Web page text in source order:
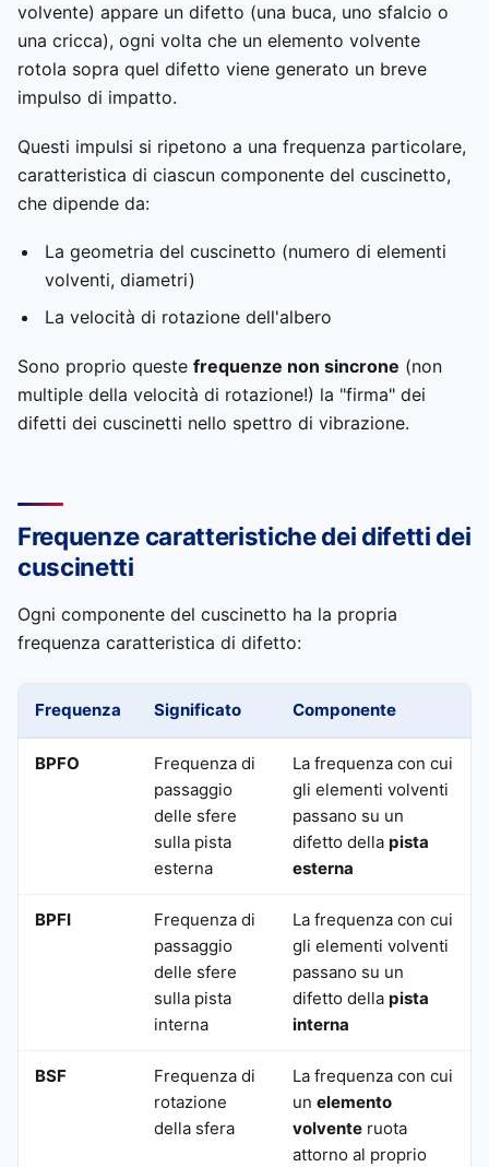
volvente) appare un difetto (una buca, uno sfalcio o
una cricca), ogni volta che un elemento volvente
rotola sopra quel difetto viene generato un breve
impulso di impatto.
Questi impulsi si ripetono a una frequenza particolare,
caratteristica di ciascun componente del cuscinetto,
che dipende da:
La geometria del cuscinetto (numero di elementi
volventi, diametri)
La velocità di rotazione dell'albero
Sono proprio queste frequenze non sincrone (non
multiple della velocità di rotazione!) la "firma" dei
difetti dei cuscinetti nello spettro di vibrazione.
Frequenze caratteristiche dei difetti dei
cuscinetti
Ogni componente del cuscinetto ha la propria
frequenza caratteristica di difetto:
Frequenza Significato Componente
BPFO
Frequenza di
passaggio
delle sfere
sulla pista
esterna
La frequenza con cui
gli elementi volventi
passano su un
difetto della pista
esterna
BPFI
Frequenza di
passaggio
delle sfere
sulla pista
interna
La frequenza con cui
gli elementi volventi
passano su un
difetto della pista
interna
BSF
Frequenza di
rotazione
della sfera
La frequenza con cui
un elemento
volvente ruota
attorno al proprio